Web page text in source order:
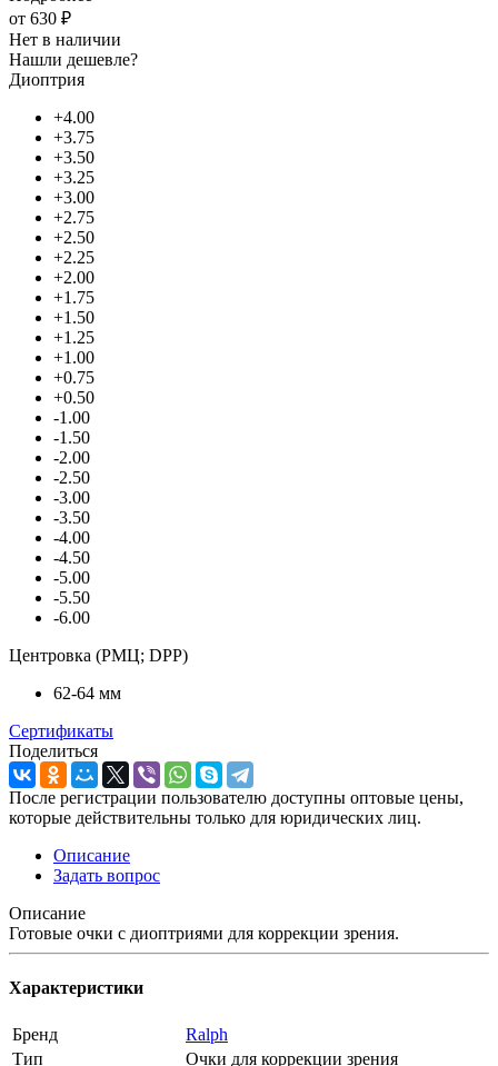
от 630 ₽
Нет в наличии
Нашли дешевле?
Диоптрия
+4.00
+3.75
+3.50
+3.25
+3.00
+2.75
+2.50
+2.25
+2.00
+1.75
+1.50
+1.25
+1.00
+0.75
+0.50
-1.00
-1.50
-2.00
-2.50
-3.00
-3.50
-4.00
-4.50
-5.00
-5.50
-6.00
Центровка (РМЦ; DPP)
62-64 мм
Сертификаты
Поделиться
После регистрации пользователю доступны оптовые цены,
которые действительны только для юридических лиц.
Описание
Задать вопрос
Описание
Готовые очки с диоптриями для коррекции зрения.
Характеристики
Бренд
Ralph
Тип
Очки для коррекции зрения